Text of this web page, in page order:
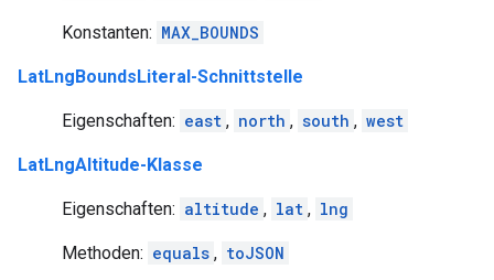
Konstanten: MAX_BOUNDS
LatLngBoundsLiteral-Schnittstelle
Eigenschaften: east , north , south , west
LatLngAltitude-Klasse
Eigenschaften: altitude , lat , lng
Methoden: equals , toJSON